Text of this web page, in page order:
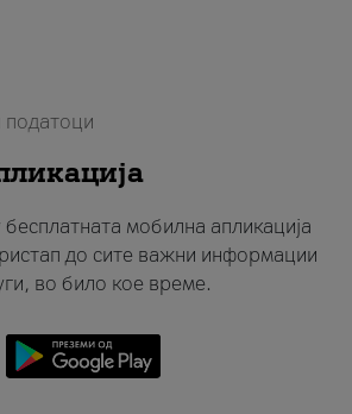
податоци
мобилна апликација
до сите важни информации
во било кое време.